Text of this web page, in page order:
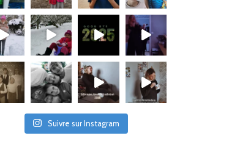
Suivre sur Instagram